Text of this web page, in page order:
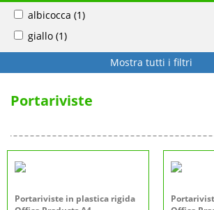
albicocca (1)
giallo (1)
Mostra tutti i filtri
Portariviste
Portariviste in plastica rigida